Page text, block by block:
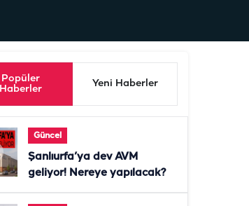
Popüler
Haberler
Yeni Haberler
Güncel
Şanlıurfa’ya dev AVM
geliyor! Nereye yapılacak?